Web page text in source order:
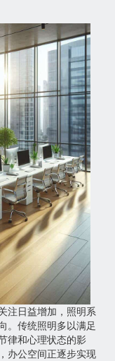
注日益增加，照明系
。传统照明多以满足
律和心理状态的影
办公空间正逐步实现